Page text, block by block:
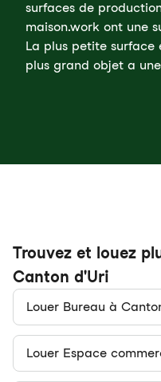
surfaces de
maison.work ont une
La plus petite surface
plus grand objet a
Trouvez et louez
Canton d'Uri
Louer Bureau à
Louer Espace